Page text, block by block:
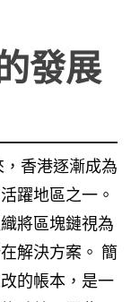
發展
香港逐漸成為
躍地區之一。
將區塊鏈視為
解決方案。 簡
的帳本，是一